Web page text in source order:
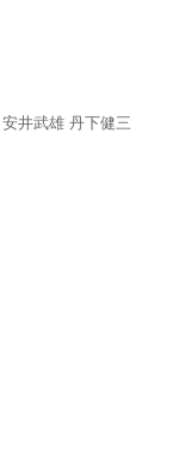
武雄 丹下健三